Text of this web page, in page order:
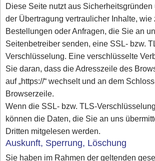
Diese Seite nutzt aus
der Übertragung vertraulicher Inhalte,
Bestellungen oder Anfragen, die Sie an
Seitenbetreiber senden, eine SSL- bzw.
Verschlüsselung. Eine verschlüsselte
Sie daran, dass die Adresszeile des
auf „https://“ wechselt und an dem
Browserzeile.
Wenn die SSL- bzw. TLS-
können die Daten, die Sie an uns
Dritten mitgelesen werden.
Auskunft, Sperrung, Löschung
Sie haben im Rahmen der geltenden